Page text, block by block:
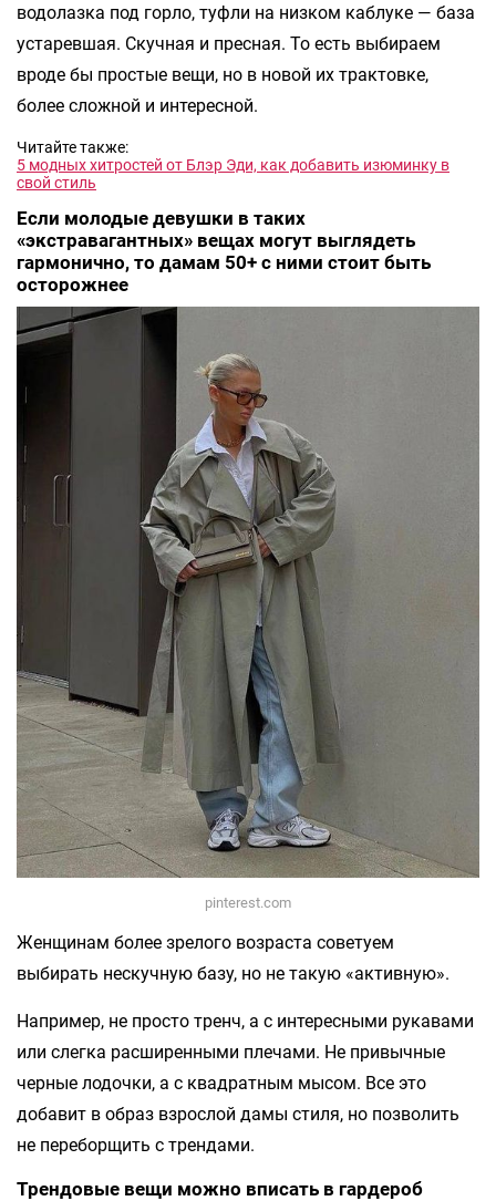
водолазка под горло, туфли на низком каблуке — база
устаревшая. Скучная и пресная. То есть выбираем
вроде бы простые вещи, но в новой их трактовке,
более сложной и интересной.
Читайте также:
5 модных хитростей от Блэр Эди, как добавить изюминку в
свой стиль
Если молодые девушки в таких
«экстравагантных» вещах могут выглядеть
гармонично, то дамам 50+ с ними стоит быть
осторожнее
pinterest.com
Женщинам более зрелого возраста советуем
выбирать нескучную базу, но не такую «активную».
Например, не просто тренч, а с интересными рукавами
или слегка расширенными плечами. Не привычные
черные лодочки, а с квадратным мысом. Все это
добавит в образ взрослой дамы стиля, но позволить
не переборщить с трендами.
Трендовые вещи можно вписать в гардероб